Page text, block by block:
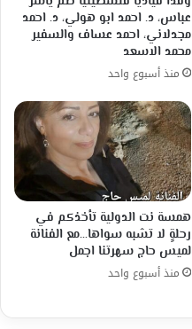
عباس، د. احمد ابو هولي، د. احمد
مجدلاني، احمد عساف والسفير
محمد الاسعد
منذ أسبوع واحد
همسة نت الدولية تأخذكم في
رحلةٍ لا تشبه سواها…مع الفنانة
لميس حاج سهرتنا اجمل
منذ أسبوع واحد